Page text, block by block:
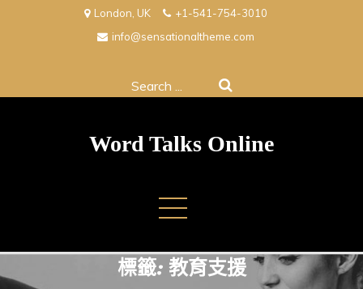
London, UK
+1-541-754-3010
info@sensationaltheme.com
Search
Word Talks Online
標籤: 教育支援